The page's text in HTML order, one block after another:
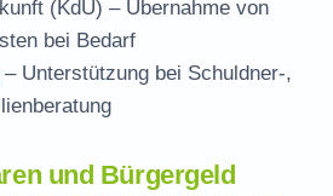
(KdU) – Übernahme von
bei Bedarf
– Unterstützung bei Schuldner-,
und Bürgergeld